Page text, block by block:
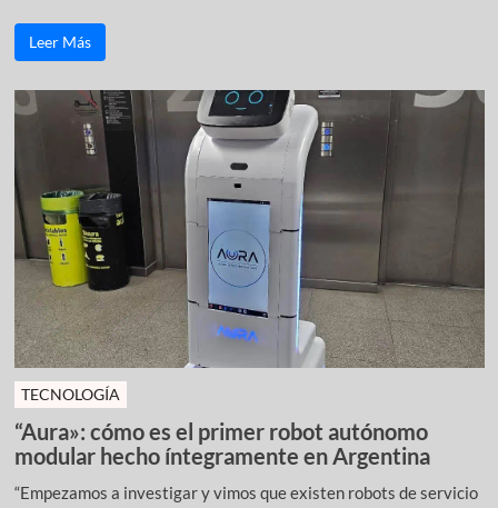
Leer Más
TECNOLOGÍA
“Aura»: cómo es el primer robot autónomo
modular hecho íntegramente en Argentina
“Empezamos a investigar y vimos que existen robots de servicio